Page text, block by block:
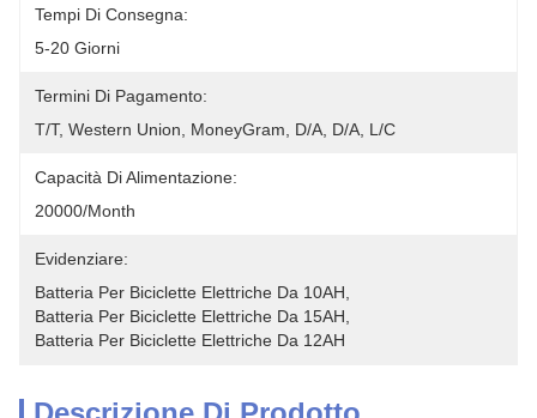
Tempi Di Consegna:
5-20 Giorni
Termini Di Pagamento:
T/T, Western Union, MoneyGram, D/A, D/A, L/C
Capacità Di Alimentazione:
20000/Month
Evidenziare:
Batteria Per Biciclette Elettriche Da 10AH
Batteria Per Biciclette Elettriche Da 15AH
Batteria Per Biciclette Elettriche Da 12AH